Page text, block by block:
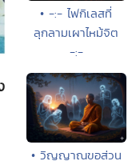
• -:- ไฟกิเลสที่
ลุกลามเผาไหม้จิต
-:-
• วิญญาณขอส่วน